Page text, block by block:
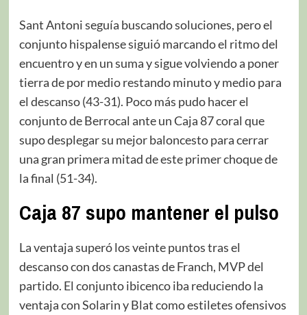
Sant Antoni seguía buscando soluciones, pero el
conjunto hispalense siguió marcando el ritmo del
encuentro y en un suma y sigue volviendo a poner
tierra de por medio restando minuto y medio para
el descanso (43-31). Poco más pudo hacer el
conjunto de Berrocal ante un Caja 87 coral que
supo desplegar su mejor baloncesto para cerrar
una gran primera mitad de este primer choque de
la final (51-34).
Caja 87 supo mantener el pulso
La ventaja superó los veinte puntos tras el
descanso con dos canastas de Franch, MVP del
partido. El conjunto ibicenco iba reduciendo la
ventaja con Solarin y Blat como estiletes ofensivos